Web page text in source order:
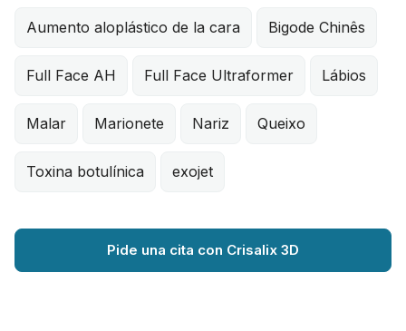
Aumento aloplástico de la cara Bigode Chinês
Full Face AH Full Face Ultraformer Lábios
Malar Marionete Nariz Queixo
Toxina botulínica exojet
Pide una cita con Crisalix 3D